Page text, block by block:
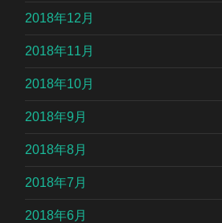
2018年12月
2018年11月
2018年10月
2018年9月
2018年8月
2018年7月
2018年6月